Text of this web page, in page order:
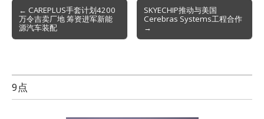
Post
navigation
← CAREPLUS手套计划4200
万令吉卖厂地 筹资进军新能
源汽车装配
SKYECHIP推动与美国
Cerebras Systems工程合作
→
9点